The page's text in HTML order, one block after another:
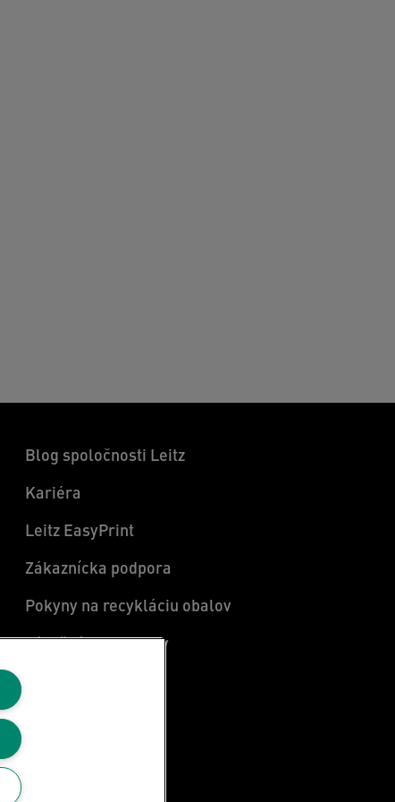
Blog spoločnosti Leitz
Kariéra
Leitz EasyPrint
Zákaznícka podpora
Pokyny na recykláciu obalov
Záručné podmienky